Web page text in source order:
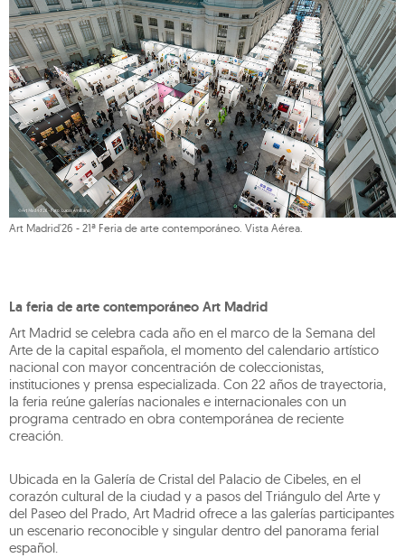
Art Madrid'26 - 21ª Feria de arte contemporáneo. Vista Aérea.
La feria de arte contemporáneo Art Madrid
Art Madrid se celebra cada año en el marco de la Semana del
Arte de la capital española, el momento del calendario artístico
nacional con mayor concentración de coleccionistas,
instituciones y prensa especializada. Con 22 años de trayectoria,
la feria reúne galerías nacionales e internacionales con un
programa centrado en obra contemporánea de reciente
creación.
Ubicada en la Galería de Cristal del Palacio de Cibeles, en el
corazón cultural de la ciudad y a pasos del Triángulo del Arte y
del Paseo del Prado, Art Madrid ofrece a las galerías participantes
un escenario reconocible y singular dentro del panorama ferial
español.